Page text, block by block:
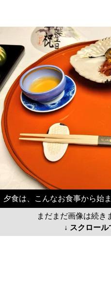
夕食は、こんなお食事から始
まだまだ画像は続き
↓ スクロール